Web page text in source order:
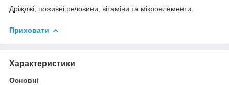
Дріжджі, поживні речовини, вітаміни та мікроелементи.
Приховати
Характеристики
Основні